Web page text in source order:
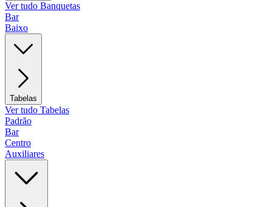
Ver tudo Banquetas
Bar
Baixo
Tabelas
Ver tudo Tabelas
Padrão
Bar
Centro
Auxiliares